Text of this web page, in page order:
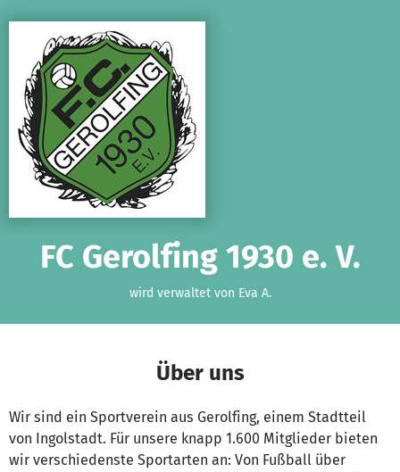
FC Gerolfing 1930 e. V.
wird verwaltet von Eva A.
Über uns
Wir sind ein Sportverein aus Gerolfing, einem Stadtteil
von Ingolstadt. Für unsere knapp 1.600 Mitglieder bieten
wir verschiedenste Sportarten an: Von Fußball über